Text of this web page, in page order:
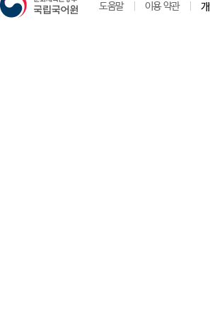
도움말 이용 약관